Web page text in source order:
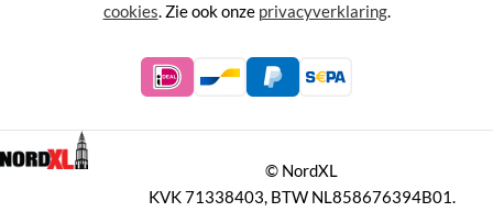
cookies. Zie ook onze privacyverklaring.
© NordXL
KVK 71338403, BTW NL858676394B01.